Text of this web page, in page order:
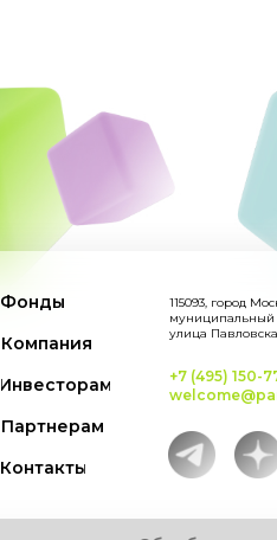
+7 (495) 150-
115093, город
муниципальный
улица
Фонды
Компания
Партнерам
Инвесторам
Контакты